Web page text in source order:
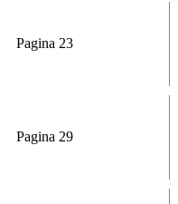
Pagina 23
Pagina 29